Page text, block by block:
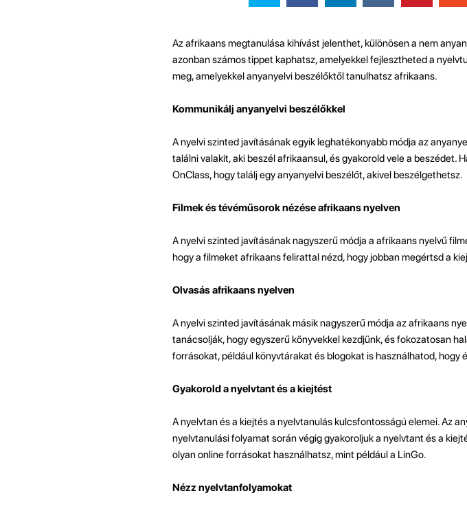
Az afrikaans megtanulása kihívást jelenthet, különösen a nem
azonban számos tippet kaphatsz, amelyekkel fejlesztheted a
meg, amelyekkel anyanyelvi beszélőktől tanulhatsz afrikaans.
Kommunikálj anyanyelvi beszélőkkel
A nyelvi szinted javításának egyik leghatékonyabb módja az
találni valakit, aki beszél afrikaansul, és gyakorold vele a beszédet.
OnClass, hogy találj egy anyanyelvi beszélőt, akivel beszélgethetsz.
Filmek és tévéműsorok nézése afrikaans nyelven
A nyelvi szinted javításának nagyszerű módja a afrikaans nyelvű
hogy a filmeket afrikaans felirattal nézd, hogy jobban megértsd a
Olvasás afrikaans nyelven
A nyelvi szinted javításának másik nagyszerű módja az afrikaans
tanácsolják, hogy egyszerű könyvekkel kezdjünk, és fokozatosan
forrásokat, például könyvtárakat és blogokat is használhatod, hogy
Gyakorold a nyelvtant és a kiejtést
A nyelvtan és a kiejtés a nyelvtanulás kulcsfontosságú elemei. Az
nyelvtanulási folyamat során végig gyakoroljuk a nyelvtant és a
olyan online forrásokat használhatsz, mint például a LinGo.
Nézz nyelvtanfolyamokat